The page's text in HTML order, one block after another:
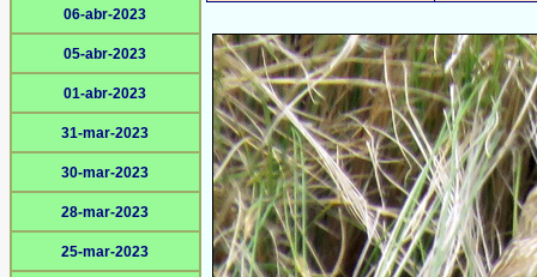
06-abr-2023
05-abr-2023
01-abr-2023
31-mar-2023
30-mar-2023
28-mar-2023
25-mar-2023